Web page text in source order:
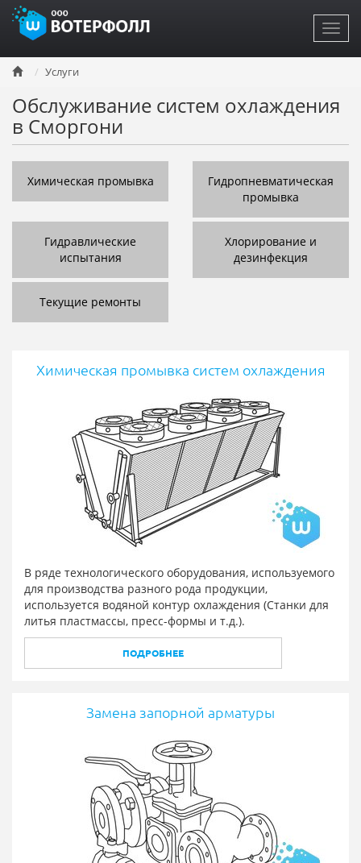
Перейти
основному
содержанию
Услуги
Обслуживание систем охлаждения
в Сморгони
Химическая промывка
Гидропневматическая
промывка
Гидравлические
испытания
Хлорирование и
дезинфекция
Текущие ремонты
Химическая промывка систем охлаждения
В ряде технологического оборудования, используемого
для производства разного рода продукции,
используется водяной контур охлаждения (Станки для
литья пластмассы, пресс-формы и т.д.).
ПОДРОБНЕЕ
Замена запорной арматуры